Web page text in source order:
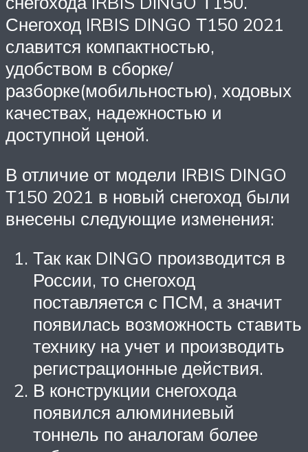
Снегоход IRBIS DINGO Т150 2021
славится компактностью,
удобством в сборке/
разборке(мобильностью), ходовых
качествах, надежностью и
доступной ценой.
В отличие от модели IRBIS DINGO
Т150 2021 в новый снегоход были
внесены следующие изменения:
Так как DINGO производится в
России, то снегоход
поставляется с ПСМ, а значит
появилась возможность ставить
технику на учет и производить
регистрационные действия.
В конструкции снегохода
появился алюминиевый
тоннель по аналогам более